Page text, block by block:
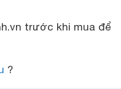
trước khi mua để
?